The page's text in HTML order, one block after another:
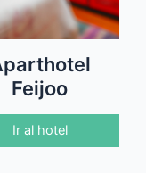
Feijoo
Ir al hotel